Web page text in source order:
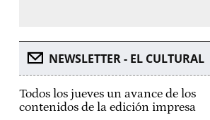
NEWSLETTER - EL CULTURAL
Todos los jueves un avance de los
contenidos de la edición impresa